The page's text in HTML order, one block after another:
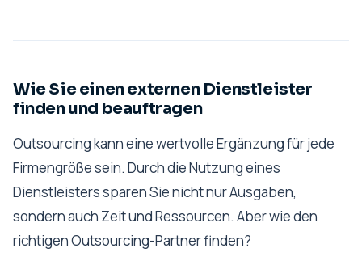
Wie Sie einen externen Dienstleister
finden und beauftragen
Outsourcing kann eine wertvolle Ergänzung für jede
Firmengröße sein. Durch die Nutzung eines
Dienstleisters sparen Sie nicht nur Ausgaben,
sondern auch Zeit und Ressourcen. Aber wie den
richtigen Outsourcing-Partner finden?